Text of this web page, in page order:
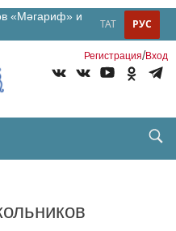
«Мәгариф» и
РУС
ТАТ
Регистрация/Вход